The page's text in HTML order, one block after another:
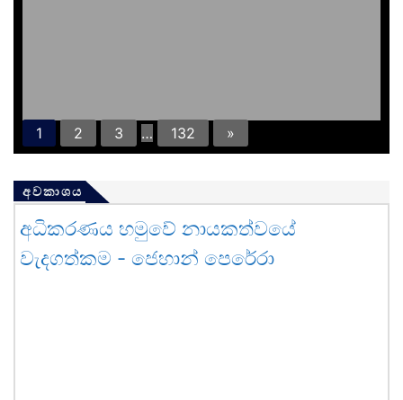
1 2 3 … 132 »
අවකාශය
අධිකරණය හමුවේ නායකත්වයේ
වැදගත්කම - ජෙහාන් පෙරේරා